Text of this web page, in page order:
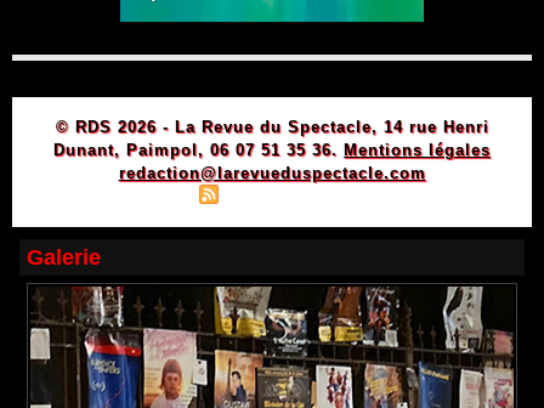
© RDS 2026 - La Revue du Spectacle, 14 rue Henri
Dunant, Paimpol, 06 07 51 35 36. Mentions légales
redaction@larevueduspectacle.com
Galerie